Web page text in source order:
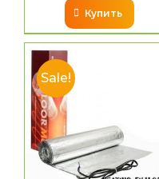
Купить
Sale!